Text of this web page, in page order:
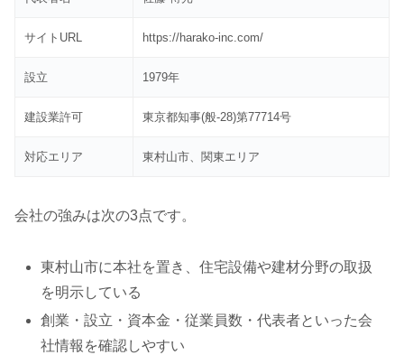
サイトURL https://harako-inc.com/
設立 1979年
建設業許可 東京都知事(般-28)第77714号
対応エリア 東村山市、関東エリア
会社の強みは次の3点です。
東村山市に本社を置き、住宅設備や建材分野の取扱
を明示している
創業・設立・資本金・従業員数・代表者といった会
社情報を確認しやすい